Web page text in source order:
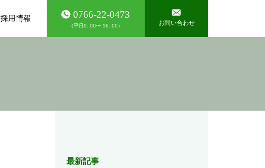
採用情報 0766-22-0473
（平日9: 00〜 16: 00） お問い合わせ
最新記事